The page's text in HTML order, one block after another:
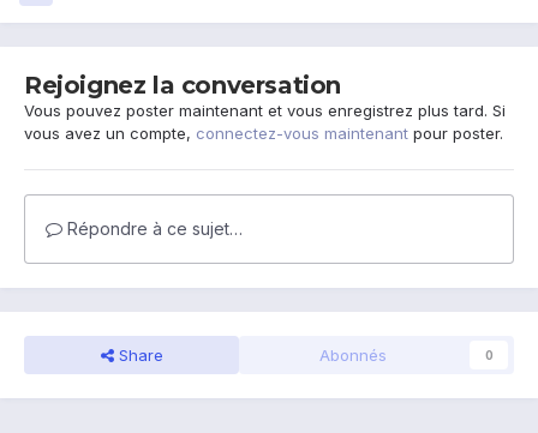
Rejoignez la conversation
Vous pouvez poster maintenant et vous enregistrez plus tard. Si
vous avez un compte, connectez-vous maintenant pour poster.
Répondre à ce sujet…
Share Abonnés 0